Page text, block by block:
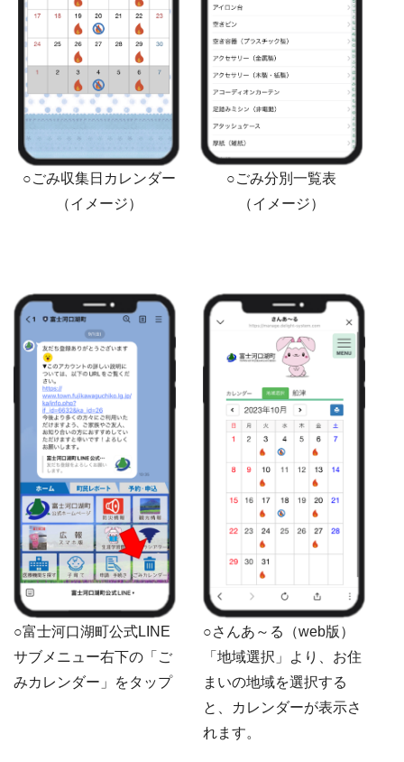
○ごみ収集日カレンダー
（イメージ）
○ごみ分別一覧表
（イメージ）
○富士河口湖町公式LINE
サブメニュー右下の「ご
みカレンダー」をタップ
○さんあ～る（web版）
「地域選択」より、お住
まいの地域を選択する
と、カレンダーが表示さ
れます。